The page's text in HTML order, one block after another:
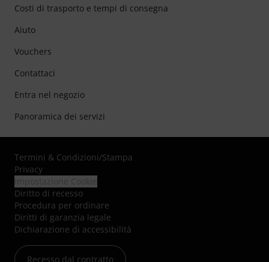
Costi di trasporto e tempi di consegna
Aiuto
Vouchers
Contattaci
Entra nel negozio
Panoramica dei servizi
Termini & Condizioni/Stampa
Privacy
Diritto di recesso
Procedura per ordinare
Diritti di garanzia legale
Dichiarazione di accessibilità
Recesso dal contratto